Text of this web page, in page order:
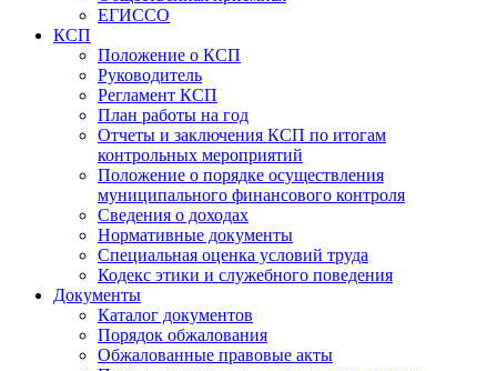
ЕГИССО
КСП
Положение о КСП
Руководитель
Регламент КСП
План работы на год
Отчеты и заключения КСП по итогам
контрольных мероприятий
Положение о порядке осуществления
муниципального финансового контроля
Сведения о доходах
Нормативные документы
Специальная оценка условий труда
Кодекс этики и служебного поведения
Документы
Каталог документов
Порядок обжалования
Обжалованные правовые акты